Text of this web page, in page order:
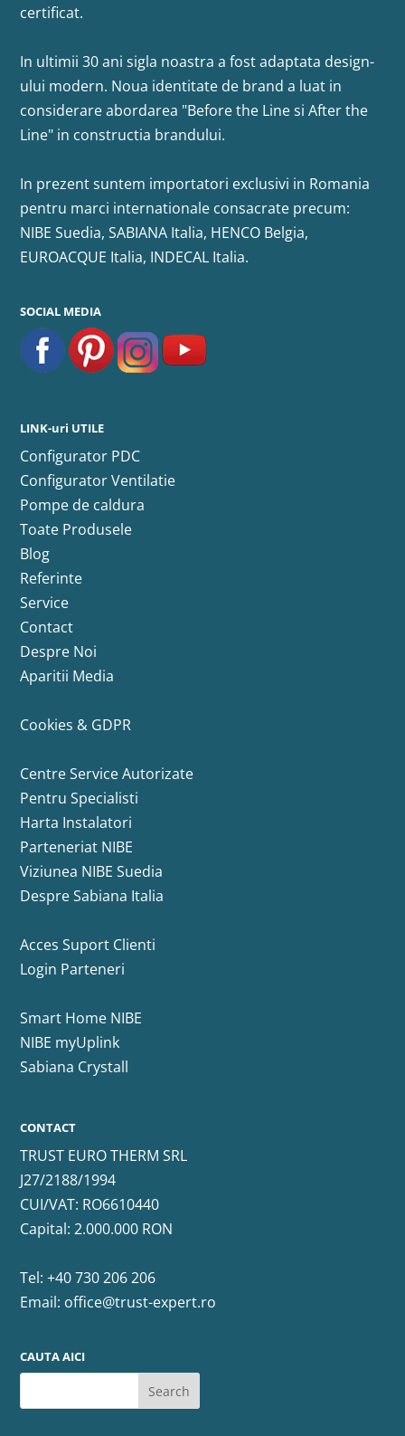
certificat.
In ultimii 30 ani sigla noastra a fost adaptata design-
ului modern. Noua identitate de brand a luat in
considerare abordarea "Before the Line si After the
Line" in constructia brandului.
In prezent suntem importatori exclusivi in Romania
pentru marci internationale consacrate precum:
NIBE Suedia, SABIANA Italia, HENCO Belgia,
EUROACQUE Italia, INDECAL Italia.
SOCIAL MEDIA
LINK-uri UTILE
Configurator PDC
Configurator Ventilatie
Pompe de caldura
Toate Produsele
Blog
Referinte
Service
Contact
Despre Noi
Aparitii Media
Cookies & GDPR
Centre Service Autorizate
Pentru Specialisti
Harta Instalatori
Parteneriat NIBE
Viziunea NIBE Suedia
Despre Sabiana Italia
Acces Suport Clienti
Login Parteneri
Smart Home NIBE
NIBE myUplink
Sabiana Crystall
CONTACT
TRUST EURO THERM SRL
J27/2188/1994
CUI/VAT: RO6610440
Capital: 2.000.000 RON
Tel:+40 730 206 206
Email: office@trust-expert.ro
CAUTA AICI